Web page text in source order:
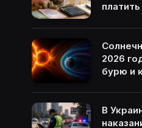
2026
бурю и
В